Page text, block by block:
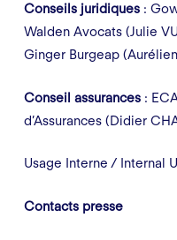
Conseils juridiques :
Walden Avocats (Julie
Ginger Burgeap
Conseil assurances :
d’Assurances (Didier
Usage Interne / Internal
Contacts presse